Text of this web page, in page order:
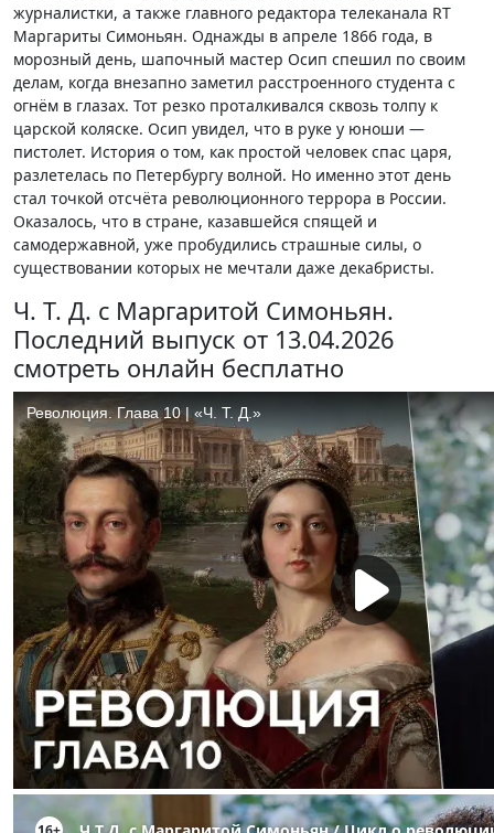
журналистки, а также главного редактора телеканала RT
Маргариты Симоньян. Однажды в апреле 1866 года, в
морозный день, шапочный мастер Осип спешил по своим
делам, когда внезапно заметил расстроенного студента с
огнём в глазах. Тот резко проталкивался сквозь толпу к
царской коляске. Осип увидел, что в руке у юноши —
пистолет. История о том, как простой человек спас царя,
разлетелась по Петербургу волной. Но именно этот день
стал точкой отсчёта революционного террора в России.
Оказалось, что в стране, казавшейся спящей и
самодержавной, уже пробудились страшные силы, о
существовании которых не мечтали даже декабристы.
Ч. Т. Д. с Маргаритой Симоньян.
Последний выпуск от 13.04.2026
смотреть онлайн бесплатно